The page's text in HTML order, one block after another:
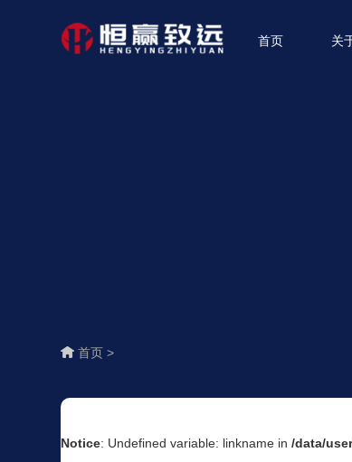
首页 关
首页 >
Notice: Undefined variable: linkname in/data/